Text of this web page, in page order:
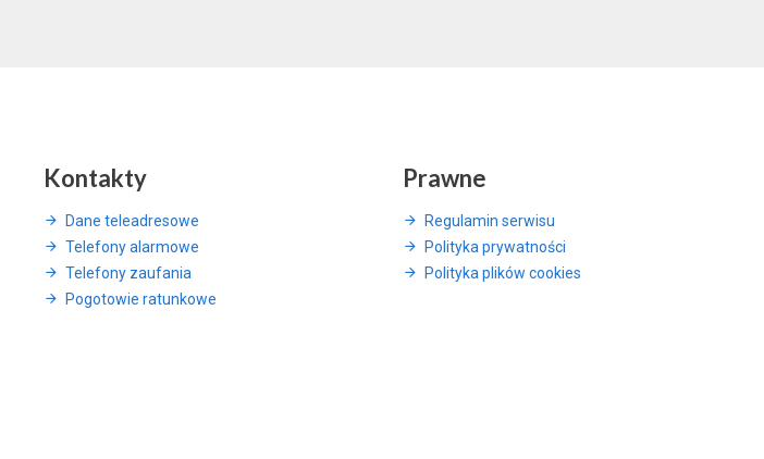
Kontakty
Dane teleadresowe
Telefony alarmowe
Telefony zaufania
Pogotowie ratunkowe
Prawne
Regulamin serwisu
Polityka prywatności
Polityka plików cookies